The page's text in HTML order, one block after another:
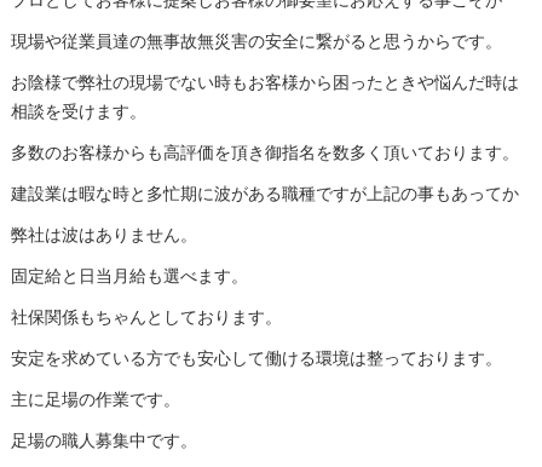
現場や従業員達の無事故無災害の安全に繋がると思うからです。
お陰様で弊社の現場でない時もお客様から困ったときや悩んだ時は
相談を受けます。
多数のお客様からも高評価を頂き御指名を数多く頂いております。
建設業は暇な時と多忙期に波がある職種ですが上記の事もあってか
弊社は波はありません。
固定給と日当月給も選べます。
社保関係もちゃんとしております。
安定を求めている方でも安心して働ける環境は整っております。
主に足場の作業です。
足場の職人募集中です。